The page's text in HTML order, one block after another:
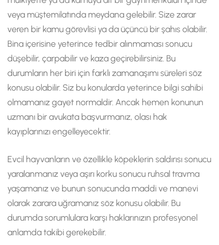
veya müştemilatında meydana gelebilir. Size zarar
veren bir kamu görevlisi ya da üçüncü bir şahıs olabilir.
Bina içerisine yeterince tedbir alınmaması sonucu
düşebilir, çarpabilir ve kaza geçirebilirsiniz. Bu
durumların her biri için farklı zamanaşımı süreleri söz
konusu olabilir. Siz bu konularda yeterince bilgi sahibi
olmamanız gayet normaldir. Ancak hemen konunun
uzmanı bir avukata başvurmanız, olası hak
kayıplarınızı engelleyecektir.
Evcil hayvanların ve özellikle köpeklerin saldırısı sonucu
yaralanmanız veya aşırı korku sonucu ruhsal travma
yaşamanız ve bunun sonucunda maddi ve manevi
olarak zarara uğramanız söz konusu olabilir. Bu
durumda sorumlulara karşı haklarınızın profesyonel
anlamda takibi gerekebilir.